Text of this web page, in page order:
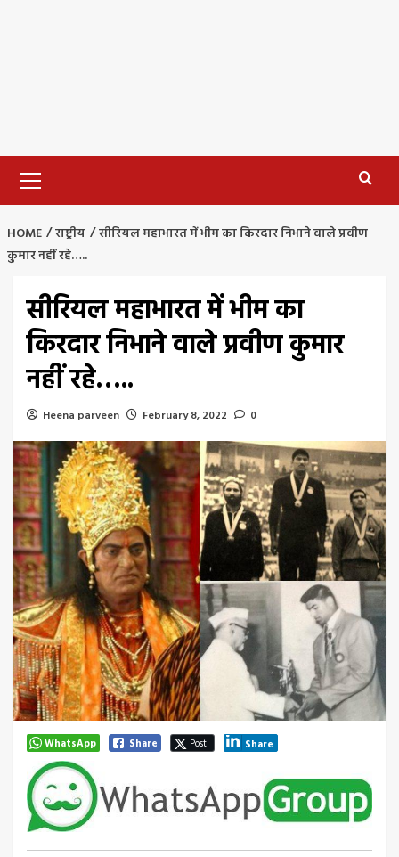
Menu
HOME राष्ट्रीय
सीरियल महाभारत में भीम का किरदार निभाने वाले प्रवीण
कुमार नहीं रहे…..
सीरियल महाभारत में भीम का
किरदार निभाने वाले प्रवीण कुमार
नहीं रहे…..
Heena parveen February 8, 2022 0
WhatsApp Share Post Share